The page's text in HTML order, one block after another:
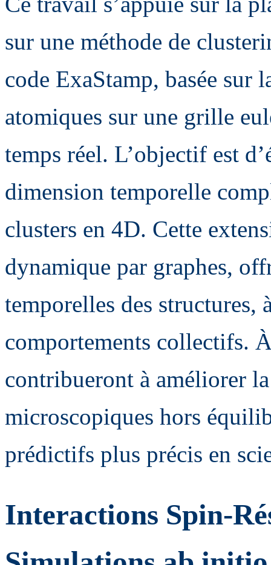
sur une méthode de
code ExaStamp, basée sur
atomiques sur une grille
temps réel. L’objectif est
dimension temporelle
clusters en 4D. Cette
dynamique par graphes,
temporelles des structures,
comportements collectifs.
contribueront à améliorer
microscopiques hors
prédictifs plus précis en
Interactions Spin-